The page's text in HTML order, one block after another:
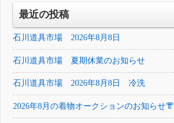
最近の投稿
石川道具市場 2026年8月8日
石川道具市場 夏期休業のお知らせ
石川道具市場 2026年8月8日 冷洗
2026年8月の着物オークションのお知らせ👘